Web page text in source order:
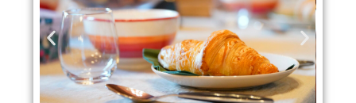
39 21 22 23 25 26 27
40 28 29 30